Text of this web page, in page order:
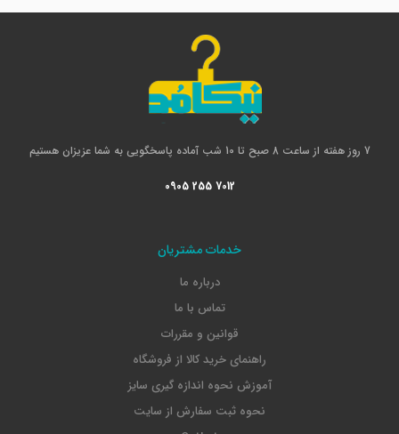
7 روز هفته از ساعت 8 صبح تا 10 شب آماده پاسخگویی به شما عزیزان هستیم
0905 255 7012
خدمات مشتریان
درباره ما
تماس با ما
قوانین و مقررات
راهنمای خرید کالا از فروشگاه
آموزش نحوه اندازه گیری سایز
نحوه ثبت سفارش از سایت